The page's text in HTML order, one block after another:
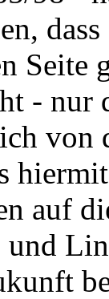
Seite
- nur
von
auf